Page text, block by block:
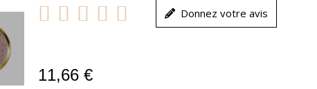
     Donnez votre avis
11,66 €